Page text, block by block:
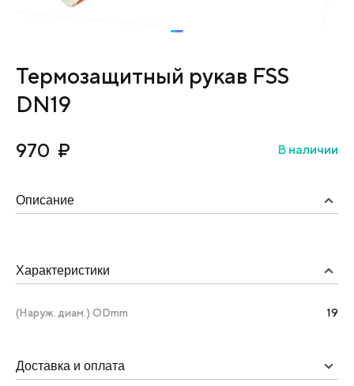
Термозащитный рукав FSS
DN19
970 ₽ В наличии
Описание
Характеристики
(Наруж. диам.) ODmm 19
Доставка и оплата